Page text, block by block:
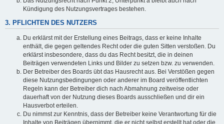
Kündigung des Nutzungsvertrages bestehen.
3. PFLICHTEN DES NUTZERS
Du erklärst mit der Erstellung eines Beitrags, dass er keine Inhalte
enthält, die gegen geltendes Recht oder die guten Sitten verstoßen. Du
erklärst insbesondere, dass du das Recht besitzt, die in deinen
Beiträgen verwendeten Links und Bilder zu setzen bzw. zu verwenden.
Der Betreiber des Boards übt das Hausrecht aus. Bei Verstößen gegen
diese Nutzungsbedingungen oder anderer im Board veröffentlichten
Regeln kann der Betreiber dich nach Abmahnung zeitweise oder
dauerhaft von der Nutzung dieses Boards ausschließen und dir ein
Hausverbot erteilen.
Du nimmst zur Kenntnis, dass der Betreiber keine Verantwortung für die
Inhalte von Beiträgen übernimmt, die er nicht selbst erstellt hat oder die